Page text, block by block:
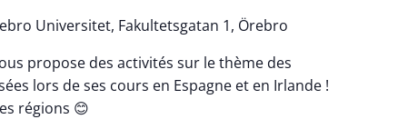
Universitet, Fakultetsgatan 1, Örebro
propose des activités sur le thème des
lors de ses cours en Espagne et en Irlande !
régions 😊